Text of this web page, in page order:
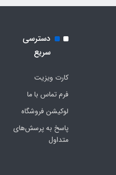
دسترسی
سریع
کارت ویزیت
فرم تماس با ما
لوکیشن فروشگاه
پاسخ به پرسش‌های
متداول